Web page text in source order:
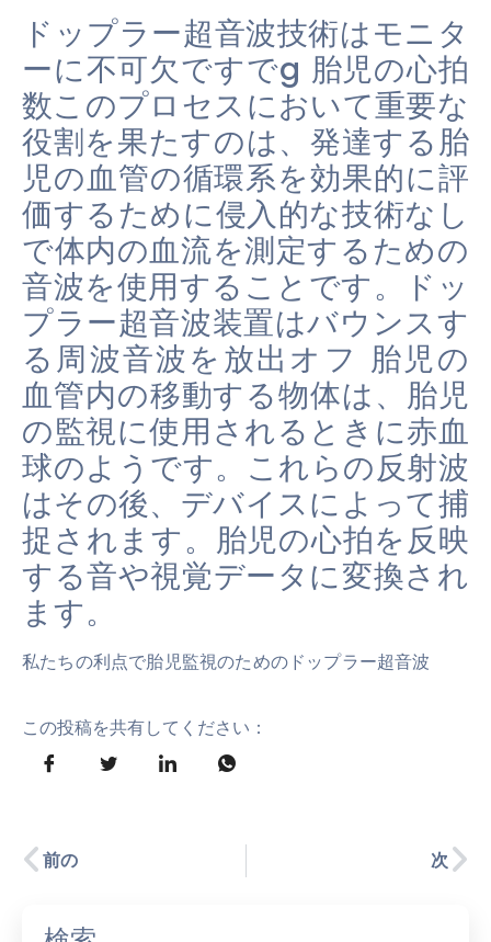
ドップラー超音波技術はモニタ
ーに不可欠ですでg 胎児の心拍
数このプロセスにおいて重要な
役割を果たすのは、発達する胎
児の血管の循環系を効果的に評
価するために侵入的な技術なし
で体内の血流を測定するための
音波を使用することです。ドッ
プラー超音波装置はバウンスす
る周波音波を放出オフ 胎児の
血管内の移動する物体は、胎児
の監視に使用されるときに赤血
球のようです。これらの反射波
はその後、デバイスによって捕
捉されます。胎児の心拍を反映
する音や視覚データに変換され
ます。
私たちの利点で胎児監視のためのドップラー超音波
この投稿を共有してください：
前の 次